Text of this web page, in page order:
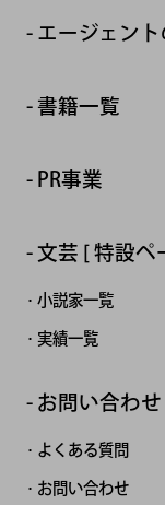
エージェント
書籍一覧
PR事業
文芸 [ 特設ペ
小説家一覧
実績一覧
お問い合わせ
よくある質問
お問い合わせ